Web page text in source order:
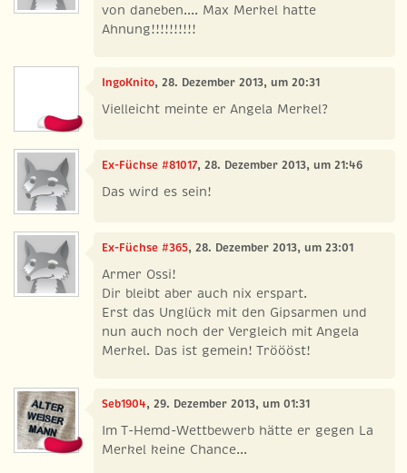
von daneben.... Max Merkel hatte
Ahnung!!!!!!!!!!
IngoKnito, 28. Dezember 2013, um 20:31
Vielleicht meinte er Angela Merkel?
Ex-Füchse #81017, 28. Dezember 2013, um 21:46
Das wird es sein!
Ex-Füchse #365, 28. Dezember 2013, um 23:01
Armer Ossi!
Dir bleibt aber auch nix erspart.
Erst das Unglück mit den Gipsarmen und
nun auch noch der Vergleich mit Angela
Merkel. Das ist gemein! Tröööst!
Seb1904, 29. Dezember 2013, um 01:31
Im T-Hemd-Wettbewerb hätte er gegen La
Merkel keine Chance...